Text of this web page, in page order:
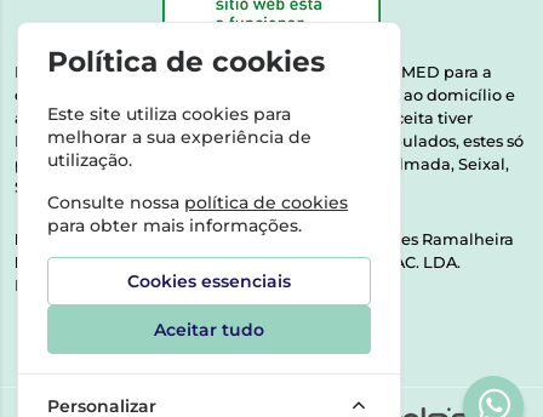
Esta farmácia encontra-se autorizada pelo INFARMED para a
dispensa de medicamentos e produtos de saúde ao domicílio e
através da internet. Medicamentos | Se na sua receita tiver
MSRM, MNSRM, MSRMV ou Medicamentos Manipulados, estes só
podem ser entregues nos seguintes concelhos: Almada, Seixal,
Sesimbra, Oeiras e Lisboa.
Direção Técnica:
Dra. Raquel Alexandra Fernandes Ramalheira
NIPC:513064133 | ASPAS E NÚMEROS SOC. FARMAC. LDA.
Rua dos Castanheiros 5 AB Feijó2810-036 Almada
Política de cookies
Este site utiliza cookies para
melhorar a sua experiência de
utilização.
Consulte nossa política de cookies
para obter mais informações.
Cookies essenciais
Aceitar tudo
Personalizar